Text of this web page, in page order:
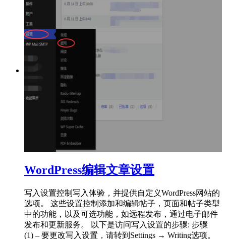
WordPress编辑文章设置
写入设置控制写入体验，并提供自定义WordPress网站的
选项。 这些设置控制添加和编辑帖子，页面和帖子类型
中的功能，以及可选功能，如远程发布，通过电子邮件
发布和更新服务。 以下是访问写入设置的步骤: 步骤
(1) – 要更改写入设置，请转到Settings → Writing选项。